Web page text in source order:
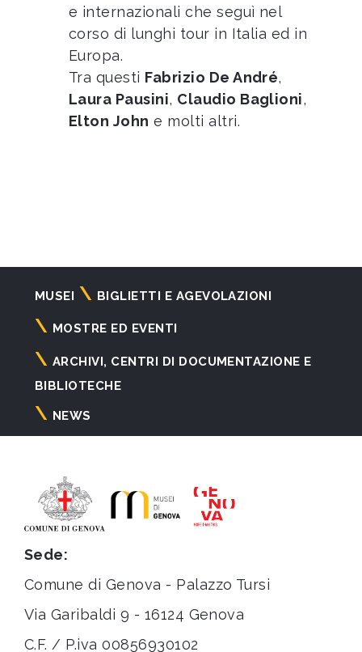
e internazionali che seguì nel
corso di lunghi tour in Italia ed in
Europa.
Tra questi Fabrizio De André,
Laura Pausini, Claudio Baglioni,
Elton John e molti altri.
Navigazione
principale
MUSEI BIGLIETTI E AGEVOLAZIONI
MOSTRE ED EVENTI
ARCHIVI, CENTRI DI DOCUMENTAZIONE E
BIBLIOTECHE
NEWS
Sede:
Comune di Genova - Palazzo Tursi
Via Garibaldi 9 - 16124 Genova
C.F. / P.iva 00856930102